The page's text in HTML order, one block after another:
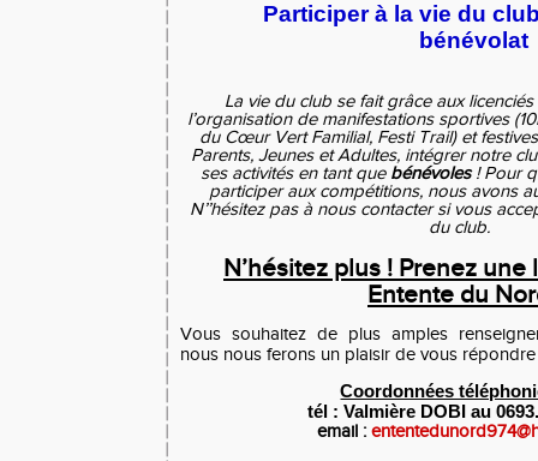
Participer à la vie du
bénévolat
La vie du club se fait grâce aux
l’organisation de manifestations sportives
du Cœur Vert Familial, Festi Trail) et
Parents, Jeunes et Adultes, intégrer notre
ses activités en tant que bénévoles! Pour
participer aux compétitions, nous avons
N’’hésitez pas à nous contacter si vous
du club.
N’hésitez plus ! Prenez une
Entente du
Vous souhaitez de plus amples
nous nous ferons un plaisir de vous répondre
Coordonnées
tél : Valmière DOBI au
email :